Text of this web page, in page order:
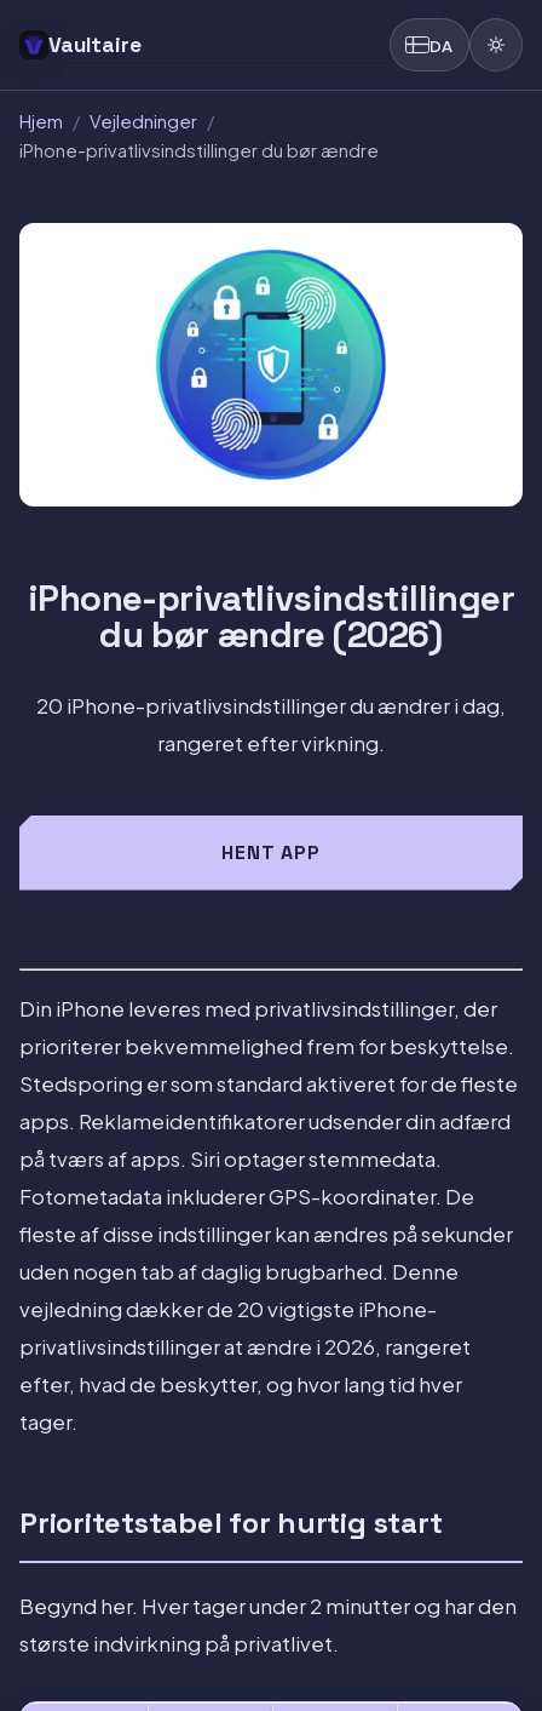
Vaultaire DA
Hjem / Vejledninger /
iPhone-privatlivsindstillinger du bør ændre
iPhone-privatlivsindstillinger
du bør ændre (2026)
20 iPhone-privatlivsindstillinger du ændrer i dag,
rangeret efter virkning.
HENT APP
Din iPhone leveres med privatlivsindstillinger, der
prioriterer bekvemmelighed frem for beskyttelse.
Stedsporing er som standard aktiveret for de fleste
apps. Reklameidentifikatorer udsender din adfærd
på tværs af apps. Siri optager stemmedata.
Fotometadata inkluderer GPS-koordinater. De
fleste af disse indstillinger kan ændres på sekunder
uden nogen tab af daglig brugbarhed. Denne
vejledning dækker de 20 vigtigste iPhone-
privatlivsindstillinger at ændre i 2026, rangeret
efter, hvad de beskytter, og hvor lang tid hver
tager.
Prioritetstabel for hurtig start
Begynd her. Hver tager under 2 minutter og har den
største indvirkning på privatlivet.